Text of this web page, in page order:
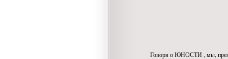
Говоря о ЮНОСТИ , мы,